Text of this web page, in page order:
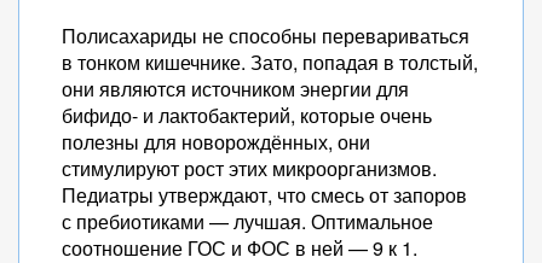
Полисахариды не способны перевариваться
в тонком кишечнике. Зато, попадая в толстый,
они являются источником энергии для
бифидо- и лактобактерий, которые очень
полезны для новорождённых, они
стимулируют рост этих микроорганизмов.
Педиатры утверждают, что смесь от запоров
с пребиотиками — лучшая. Оптимальное
соотношение ГОС и ФОС в ней — 9 к 1.